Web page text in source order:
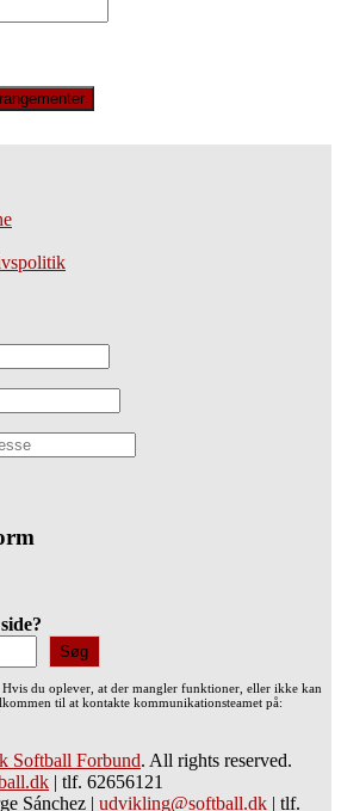
Søg
Hvis du oplever, at der mangler funktioner, eller ikke kan
til at kontakte kommunikationsteamet på:
Softball Forbund. All rights reserved.
| tlf. 62656121
Sánchez | udvikling@softball.dk | tlf.